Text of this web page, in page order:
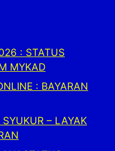
: STATUS
MYKAD
: BAYARAN
– LAYAK